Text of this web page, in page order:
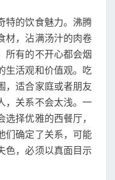
T
S 特的饮食魅力。沸腾
材，沾满汤汁的肉卷
所有的不开心都会烟
生活观和价值观。吃
，适合家庭或者朋友
，关系不会太浅。一
择优雅的西餐厅，
们确定了关系，可能
色，必须以真面目示